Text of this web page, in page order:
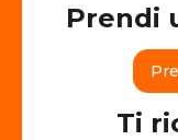
Prendi
Ti